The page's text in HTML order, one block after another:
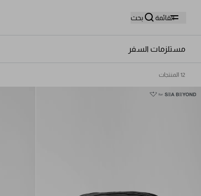
القائمة بحث
مستلزمات السفر
12 المنتجات